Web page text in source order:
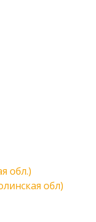
обл.)
обл)